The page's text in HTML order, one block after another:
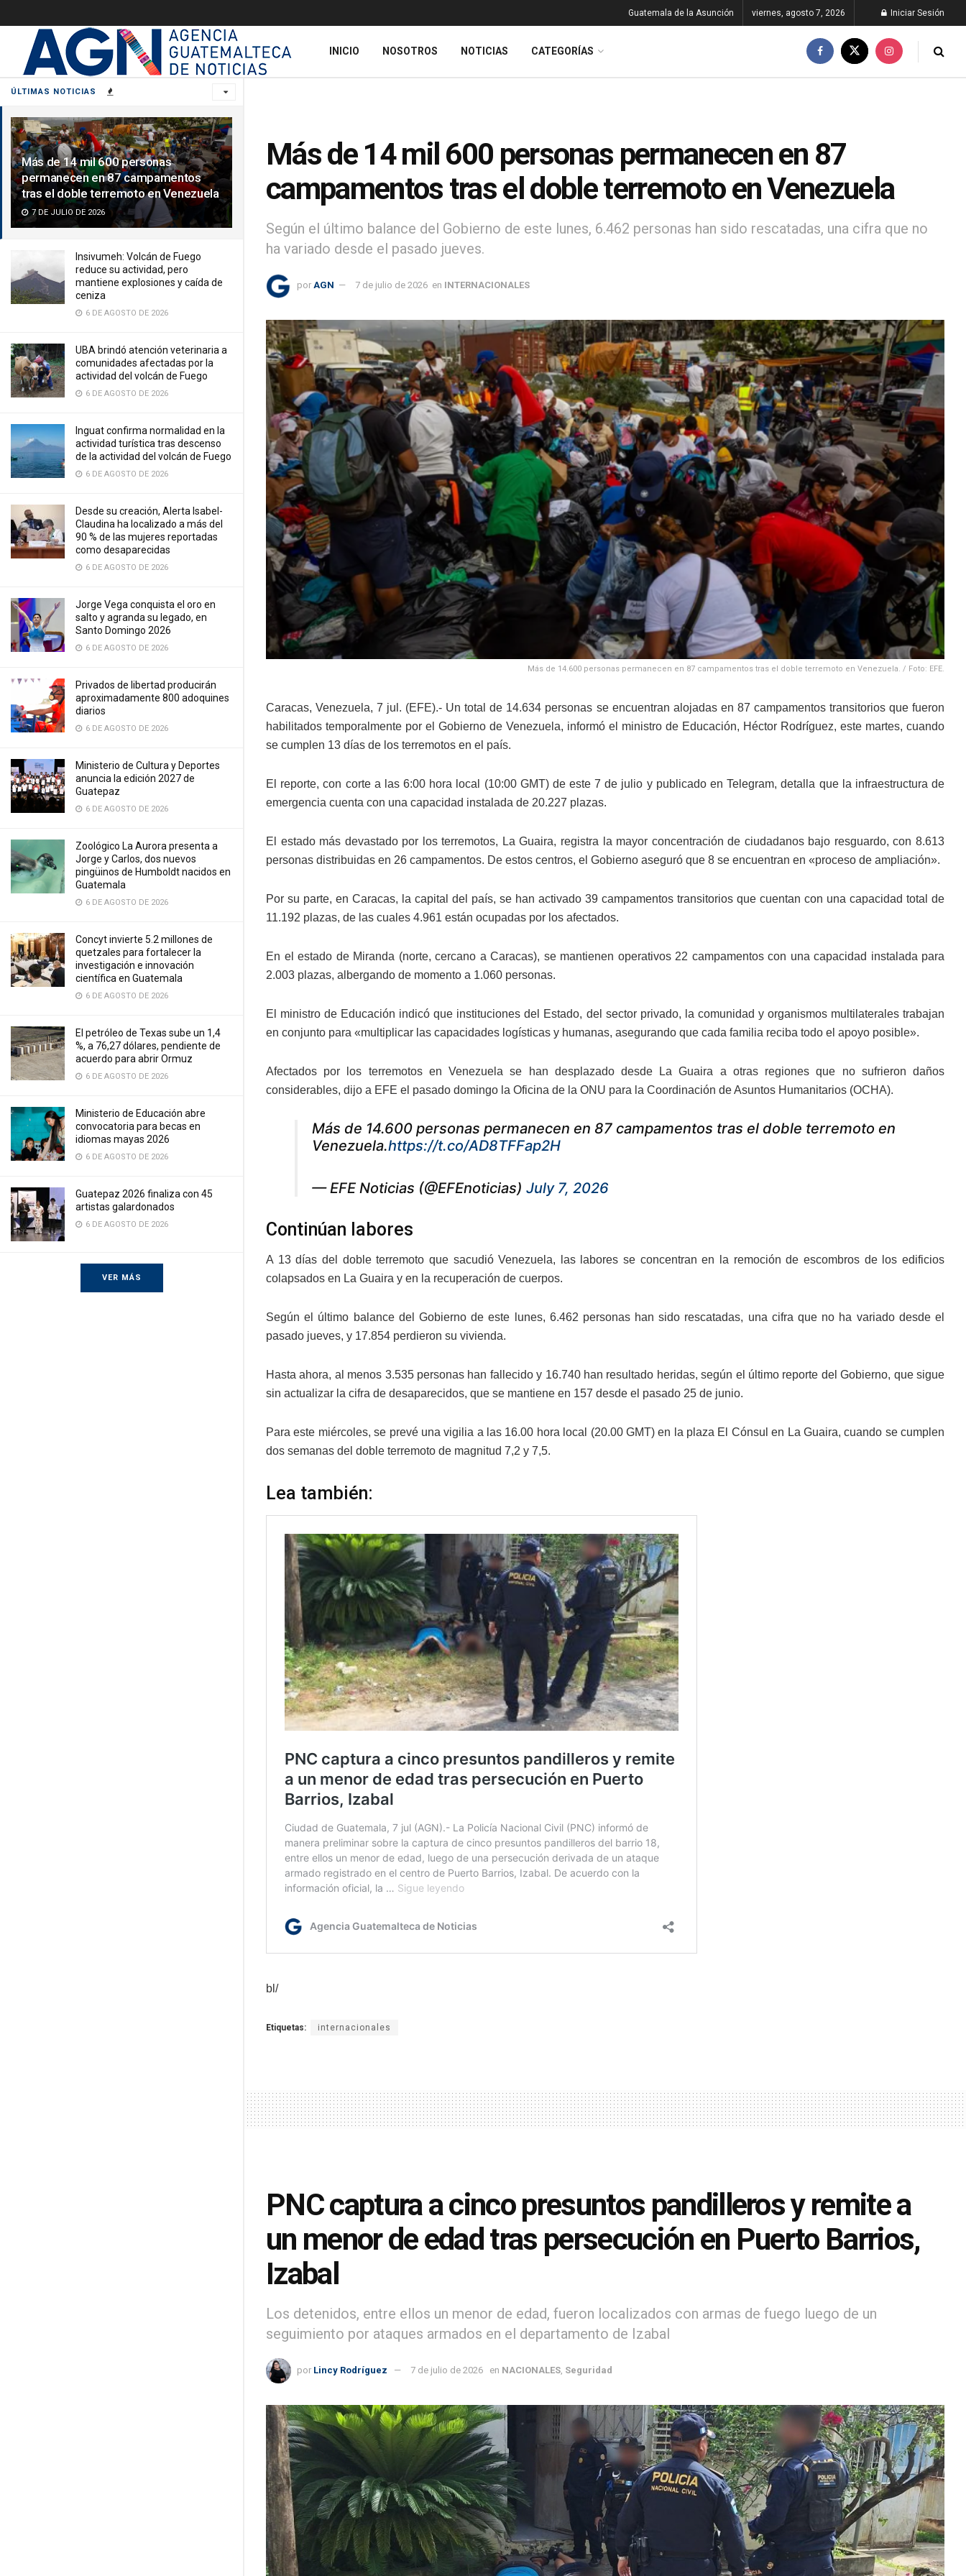
ÚLTIMAS NOTICIAS
Más de 14 mil 600 personas
permanecen en 87 campamentos
tras el doble terremoto en Venezuela
7 DE JULIO DE 2026
Insivumeh: Volcán de Fuego
reduce su actividad, pero
mantiene explosiones y caída de
ceniza
6 DE AGOSTO DE 2026
UBA brindó atención veterinaria a
comunidades afectadas por la
actividad del volcán de Fuego
6 DE AGOSTO DE 2026
Inguat confirma normalidad en la
actividad turística tras descenso
de la actividad del volcán de Fuego
6 DE AGOSTO DE 2026
Desde su creación, Alerta Isabel-
Claudina ha localizado a más del
90 % de las mujeres reportadas
como desaparecidas
6 DE AGOSTO DE 2026
Jorge Vega conquista el oro en
salto y agranda su legado, en
Santo Domingo 2026
6 DE AGOSTO DE 2026
Privados de libertad producirán
aproximadamente 800 adoquines
diarios
6 DE AGOSTO DE 2026
Ministerio de Cultura y Deportes
anuncia la edición 2027 de
Guatepaz
6 DE AGOSTO DE 2026
Zoológico La Aurora presenta a
Jorge y Carlos, dos nuevos
pingüinos de Humboldt nacidos en
Guatemala
6 DE AGOSTO DE 2026
Concyt invierte 5.2 millones de
quetzales para fortalecer la
investigación e innovación
científica en Guatemala
6 DE AGOSTO DE 2026
El petróleo de Texas sube un 1,4
%, a 76,27 dólares, pendiente de
acuerdo para abrir Ormuz
6 DE AGOSTO DE 2026
Ministerio de Educación abre
convocatoria para becas en
idiomas mayas 2026
6 DE AGOSTO DE 2026
Guatepaz 2026 finaliza con 45
artistas galardonados
6 DE AGOSTO DE 2026
VER MÁS
Guatemala de la Asunción viernes, agosto 7, 2026 Iniciar Sesión
INICIO NOSOTROS NOTICIAS CATEGORÍAS
Más de 14 mil 600 personas permanecen en 87
campamentos tras el doble terremoto en Venezuela
Según el último balance del Gobierno de este lunes, 6.462 personas han sido rescatadas, una cifra que no
ha variado desde el pasado jueves.
por AGN 7 de julio de 2026 en INTERNACIONALES
Más de 14.600 personas permanecen en 87 campamentos tras el doble terremoto en Venezuela. / Foto: EFE.
Caracas, Venezuela, 7 jul. (EFE).- Un total de 14.634 personas se encuentran alojadas en 87 campamentos transitorios que fueron
habilitados temporalmente por el Gobierno de Venezuela, informó el ministro de Educación, Héctor Rodríguez, este martes, cuando
se cumplen 13 días de los terremotos en el país.
El reporte, con corte a las 6:00 hora local (10:00 GMT) de este 7 de julio y publicado en Telegram, detalla que la infraestructura de
emergencia cuenta con una capacidad instalada de 20.227 plazas.
El estado más devastado por los terremotos, La Guaira, registra la mayor concentración de ciudadanos bajo resguardo, con 8.613
personas distribuidas en 26 campamentos. De estos centros, el Gobierno aseguró que 8 se encuentran en «proceso de ampliación».
Por su parte, en Caracas, la capital del país, se han activado 39 campamentos transitorios que cuentan con una capacidad total de
11.192 plazas, de las cuales 4.961 están ocupadas por los afectados.
En el estado de Miranda (norte, cercano a Caracas), se mantienen operativos 22 campamentos con una capacidad instalada para
2.003 plazas, albergando de momento a 1.060 personas.
El ministro de Educación indicó que instituciones del Estado, del sector privado, la comunidad y organismos multilaterales trabajan
en conjunto para «multiplicar las capacidades logísticas y humanas, asegurando que cada familia reciba todo el apoyo posible».
Afectados por los terremotos en Venezuela se han desplazado desde La Guaira a otras regiones que no sufrieron daños
considerables, dijo a EFE el pasado domingo la Oficina de la ONU para la Coordinación de Asuntos Humanitarios (OCHA).
Más de 14.600 personas permanecen en 87 campamentos tras el doble terremoto en
Venezuela.https://t.co/AD8TFFap2H
— EFE Noticias (@EFEnoticias) July 7, 2026
Continúan labores
A 13 días del doble terremoto que sacudió Venezuela, las labores se concentran en la remoción de escombros de los edificios
colapsados en La Guaira y en la recuperación de cuerpos.
Según el último balance del Gobierno de este lunes, 6.462 personas han sido rescatadas, una cifra que no ha variado desde el
pasado jueves, y 17.854 perdieron su vivienda.
Hasta ahora, al menos 3.535 personas han fallecido y 16.740 han resultado heridas, según el último reporte del Gobierno, que sigue
sin actualizar la cifra de desaparecidos, que se mantiene en 157 desde el pasado 25 de junio.
Para este miércoles, se prevé una vigilia a las 16.00 hora local (20.00 GMT) en la plaza El Cónsul en La Guaira, cuando se cumplen
dos semanas del doble terremoto de magnitud 7,2 y 7,5.
Lea también:
bl/
Etiquetas: internacionales
PNC captura a cinco presuntos pandilleros y remite a
un menor de edad tras persecución en Puerto Barrios,
Izabal
Los detenidos, entre ellos un menor de edad, fueron localizados con armas de fuego luego de un
seguimiento por ataques armados en el departamento de Izabal
por Lincy Rodríguez 7 de julio de 2026 en NACIONALES Seguridad